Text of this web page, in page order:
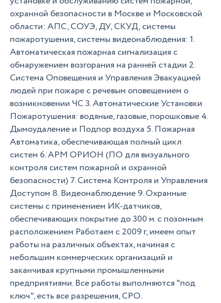
охранной безопасности в Москве и Московской
области: АПС, СОУЭ, ДУ, СКУД, системы
пожаротушения, системы видеонаблюдения: 1.
Автоматическая пожарная сигнализация с
обнаружением возгорания на ранней стадии 2.
Система Оповещения и Управления Эвакуацией
людей при пожаре с речевым оповещением о
возникновении ЧС 3. Автоматические Установки
Пожаротушения: водяные, газовые, порошковые 4.
Дымоудаление и Подпор воздуха 5. Пожарная
Автоматика, обеспечивающая полный цикл
систем 6. АРМ ОРИОН (ПО для визуального
контроля систем пожарной и охранной
безопасности) 7. Система Контроля и Управления
Доступом 8. Видеонаблюдение 9. Охранные
системы с применением ИК-датчиков,
обеспечивающих покрытие до 300 м. с позонным
расположением Работаем с 2009 г, имеем опыт
работы на различных объектах, начиная с
небольшим коммерческих организаций и
заканчивая крупными промышленными
предприятиями. Все работы выполняются "под
ключ", есть все разрешения, СРО.